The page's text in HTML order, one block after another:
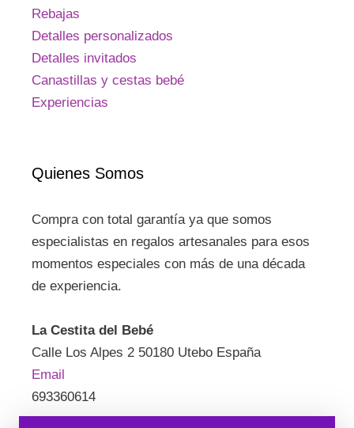
Rebajas
Detalles personalizados
Detalles invitados
Canastillas y cestas bebé
Experiencias
Quienes Somos
Compra con total garantía ya que somos
especialistas en regalos artesanales para esos
momentos especiales con más de una década
de experiencia.
La Cestita del Bebé
Calle Los Alpes 2 50180 Utebo España
Email
693360614